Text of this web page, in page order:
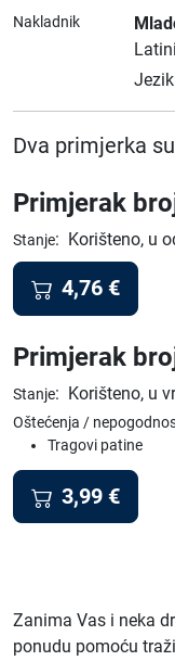
Nakladnik
Dva primjerka
Primjerak
Stanje: Korišteno, u
4,76 €
Primjerak
Stanje: Korišteno, u
Oštećenja /
Tragovi patine
3,99 €
Zanima Vas i neka
ponudu pomoću